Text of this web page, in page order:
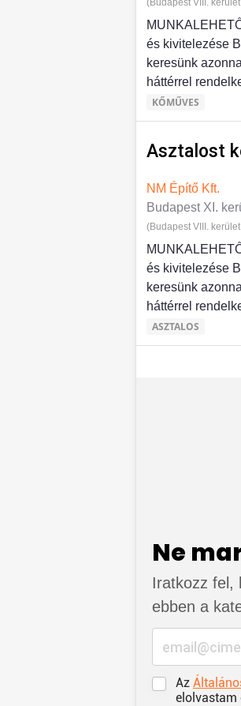
(Budapest VIII.
és kivitelezése
keresünk
háttérrel
KŐMŰVES
Asztalost
NM Építő Kft.
Budapest XI.
(Budapest VIII.
és kivitelezése
keresünk
háttérrel
ASZTALOS
Ne
Iratkozz fel,
ebben a
Az
elolvastam